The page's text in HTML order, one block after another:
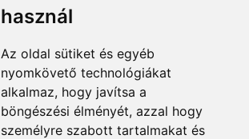
használ
Az oldal sütiket és egyéb
nyomkövető technológiákat
alkalmaz, hogy javítsa a
böngészési élményét, azzal hogy
személyre szabott tartalmakat és
26 000 Ft-tól
Elfogadott fizetési módok